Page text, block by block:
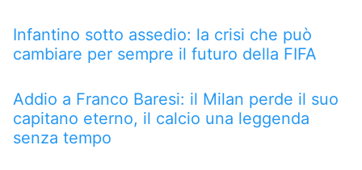
Infantino sotto assedio: la crisi che può
cambiare per sempre il futuro della FIFA
Addio a Franco Baresi: il Milan perde il suo
capitano eterno, il calcio una leggenda
senza tempo